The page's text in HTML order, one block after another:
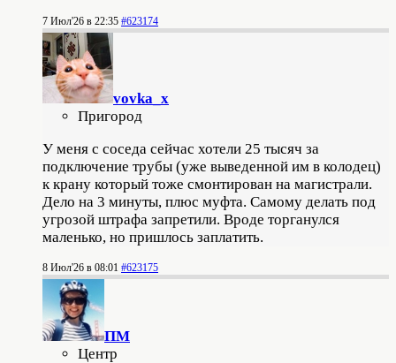
7 Июл'26 в 22:35 #623174
vovka_x
Пригород
У меня с соседа сейчас хотели 25 тысяч за
подключение трубы (уже выведенной им в колодец)
к крану который тоже смонтирован на магистрали.
Дело на 3 минуты, плюс муфта. Самому делать под
угрозой штрафа запретили. Вроде торганулся
маленько, но пришлось заплатить.
8 Июл'26 в 08:01 #623175
ПМ
Центр